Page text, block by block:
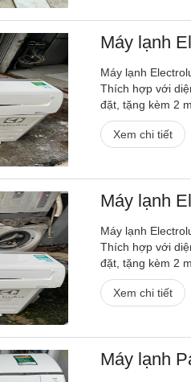
Máy lạnh
Máy lạnh
Thích hợp với
đặt, tặng kèm 2
Xem chi tiết
Máy lạnh
Máy lạnh
Thích hợp với
đặt, tặng kèm 2
Xem chi tiết
Máy lạnh